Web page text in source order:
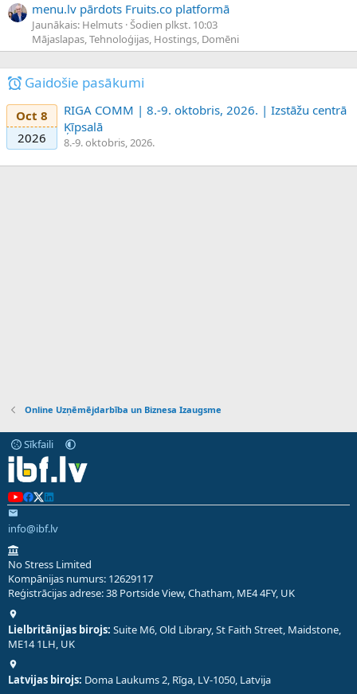
menu.lv pārdots Fruits.co platformā
Jaunākais: Helmuts Šodien plkst. 10:03
Mājaslapas, Tehnoloģijas, Hostings, Domēni
Gaidošie pasākumi
Oct 8
2026
RIGA COMM | 8.-9. oktobris, 2026. | Izstāžu centrā
Ķīpsalā
8.-9. oktobris, 2026.
Online Uzņēmējdarbība un Biznesa Izaugsme
Sīkfaili
info@ibf.lv
No Stress Limited
Kompānijas numurs: 12629117
Reģistrācijas adrese: 38 Portside View, Chatham, ME4 4FY, UK
Lielbritānijas birojs: Suite M6, Old Library, St Faith Street, Maidstone,
ME14 1LH, UK
Latvijas birojs: Doma Laukums 2, Rīga, LV-1050, Latvija